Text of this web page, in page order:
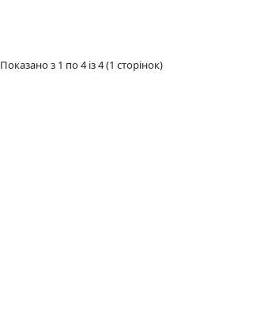
Показано з 1 по 4 із 4 (1 сторінок)